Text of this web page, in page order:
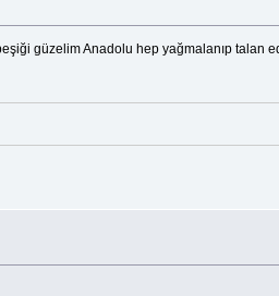
güzelim Anadolu hep yağmalanıp talan